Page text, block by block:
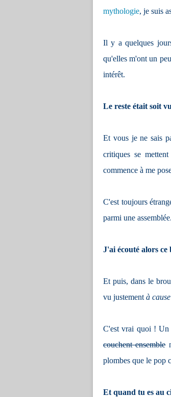
mythologie, je suis
Il y a quelques
qu'elles m'ont un
intérêt.
Le reste était soit
Et vous je ne sais
critiques se
commence à me
C'est toujours
parmi une assemblée.
J'ai écouté alors
Et puis, dans le
vu justement à cause
C'est vrai quoi ! Un
couchent ensemble
plombes que le pop
Et quand tu es au